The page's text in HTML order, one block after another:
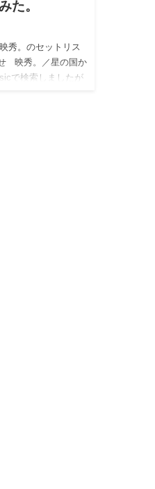
た。
秀。のセットリス
映秀。／星の国か
で検索しましたが